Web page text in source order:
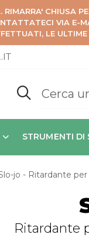
RIMARRA'
VIA E-
LE
STRUMENTI DI
jo - Ritardante
Ritardante